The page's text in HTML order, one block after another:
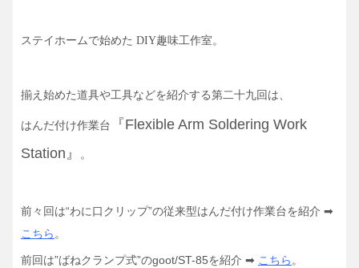
ステイホームで始めた DIY趣味工作室 。
揃え始めた道具や工具などを紹介する第二十九回は、
はんだ付け作業台
『Flexible Arm Soldering Work
Station』
。
前々回は“わに口クリップ”の従来型はんだ付け作業台を紹介 ➡
こちら 。
前回は”ばねクランプ式”のgoot/ST-85を紹介 ➡ こちら 。